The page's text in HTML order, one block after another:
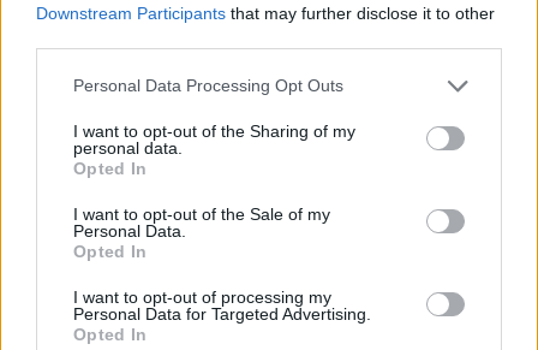
Downstream Participants that may further disclose it to other
Please note that this website/app uses one or more Google
not limited to your visit or usage behaviour. You may click to
grant or deny consent to Google and its third-party tags to
use your data for below specified purposes in below Google
consent section.
Personal Data Processing Opt Outs
I want to opt-out of the Sharing of my
personal data.
Opted In
I want to opt-out of the Sale of my
Personal Data.
Opted In
I want to opt-out of processing my
Personal Data for Targeted Advertising.
Opted In
Οι 6 μορφές του εσωτερικού κριτή που μας κρατάνε
πίσω – Πώς θα τις σιωπήσουμε
Αυτή η εσωτερική φωνή που μας επικρίνει μπορεί να
έχει πολλές μορφές. Μια κλινική ψυχολόγος μας
δείχνοντας μεγαλύτερη εμπιστοσύνη στον εαυτό μας
15.07.2025, 19:47